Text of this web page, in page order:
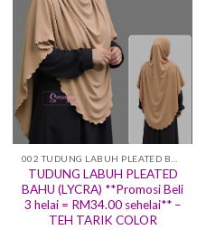
TUDUNG LABUH PLEATED
BAHU (LYCRA) **Promosi Beli
3 helai = RM34.00 sehelai** –
TEH TARIK COLOR